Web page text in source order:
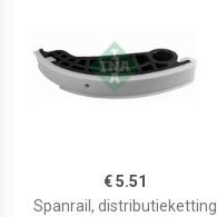
€ 5.51
Spanrail, distributieketting